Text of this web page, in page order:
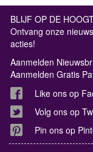
BLIJF OP DE
Ontvang onze
acties!
Aanmelden
Aanmelden Gratis
Like ons op
Volg ons op
Pin ons op